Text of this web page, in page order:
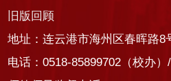
旧版回顾
地址：连云港市海州区春晖路8
电话：0518-85899702（校办）